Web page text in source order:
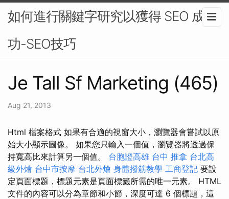
如何進行關鍵字研究以獲得 SEO 成
功-SEO技巧
Je Tall Sf Marketing (465)
Aug 21, 2013
Html 檔案格式 如果有合適的視窗大小，瀏覽器會嘗試以原
始大小顯示圖像。 如果您只輸入一個值，瀏覽器將透過保
持寬高比來計算另一個值。 台胞證高雄 台中 推拿 台北高
級外燴 台中市按摩 台北外燴 身體撥筋教學 工商登記 要設
定頁面標題，標題元素是頁面標籤所需的唯一元素。 HTML
文件的內容可以分為章節和小節，深度可達 6 個標題，這